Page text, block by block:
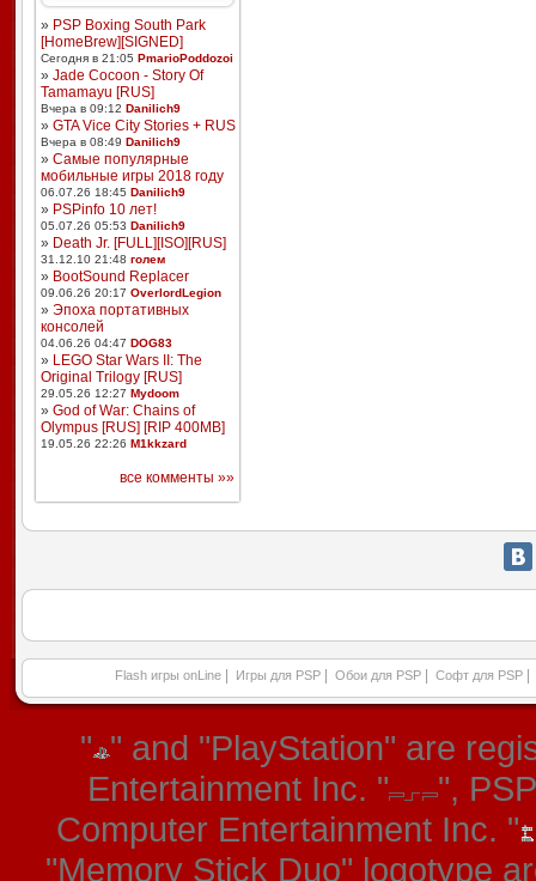
» PSP Boxing South Park
[HomeBrew][SIGNED]
Сегодня в 21:05 PmarioPoddozoi
» Jade Cocoon - Story Of
Tamamayu [RUS]
Вчера в 09:12 Danilich9
» GTA Vice City Stories + RUS
Вчера в 08:49 Danilich9
» Самые популярные
мобильные игры 2018 году
06.07.26 18:45 Danilich9
» PSPinfo 10 лет!
05.07.26 05:53 Danilich9
» Death Jr. [FULL][ISO][RUS]
31.12.10 21:48 голем
» BootSound Replacer
09.06.26 20:17 OverlordLegion
» Эпоха портативных
консолей
04.06.26 04:47 DOG83
» LEGO Star Wars II: The
Original Trilogy [RUS]
29.05.26 12:27 Mydoom
» God of War: Chains of
Olympus [RUS] [RIP 400MB]
19.05.26 22:26 M1kkzard
все комменты »»
Flash игры onLine Игры для PSP Обои для PSP Софт для PSP
" " and "PlayStation" are
Entertainment Inc. "
",
Computer Entertainment Inc. "
"Memory Stick Duo" logotype